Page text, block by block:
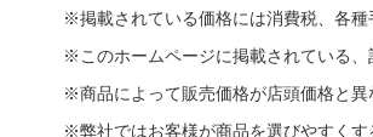
※掲載されている価格には消費税、各種
※このホームページに掲載されている、
※商品によって販売価格が店頭価格と異
※弊社ではお客様が商品を選びやすくす